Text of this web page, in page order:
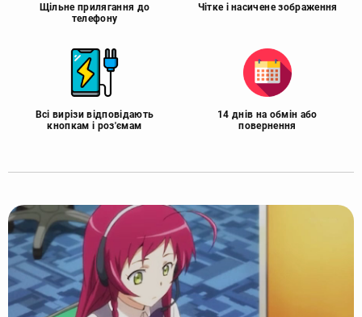
Щільне прилягання до
телефону
Чітке і насичене зображення
Всі вирізи відповідають
кнопкам і роз'ємам
14 днів на обмін або
повернення